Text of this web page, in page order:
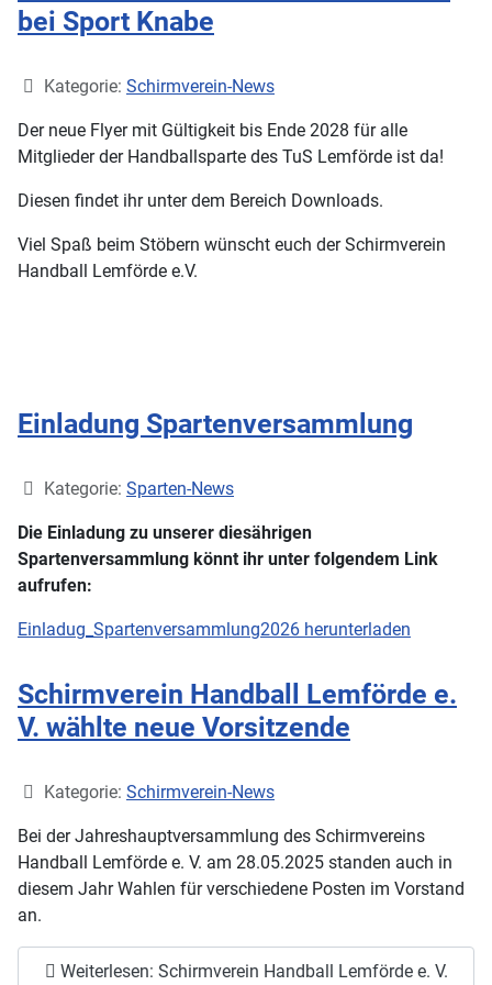
bei Sport Knabe
Kategorie: Schirmverein-News
Der neue Flyer mit Gültigkeit bis Ende 2028 für alle
Mitglieder der Handballsparte des TuS Lemförde ist da!
Diesen findet ihr unter dem Bereich Downloads.
Viel Spaß beim Stöbern wünscht euch der Schirmverein
Handball Lemförde e.V.
Einladung Spartenversammlung
Kategorie: Sparten-News
Die Einladung zu unserer diesährigen
Spartenversammlung könnt ihr unter folgendem Link
aufrufen:
Einladug_Spartenversammlung2026 herunterladen
Schirmverein Handball Lemförde e.
V. wählte neue Vorsitzende
Kategorie: Schirmverein-News
Bei der Jahreshauptversammlung des Schirmvereins
Handball Lemförde e. V. am 28.05.2025 standen auch in
diesem Jahr Wahlen für verschiedene Posten im Vorstand
an.
Weiterlesen: Schirmverein Handball Lemförde e. V.